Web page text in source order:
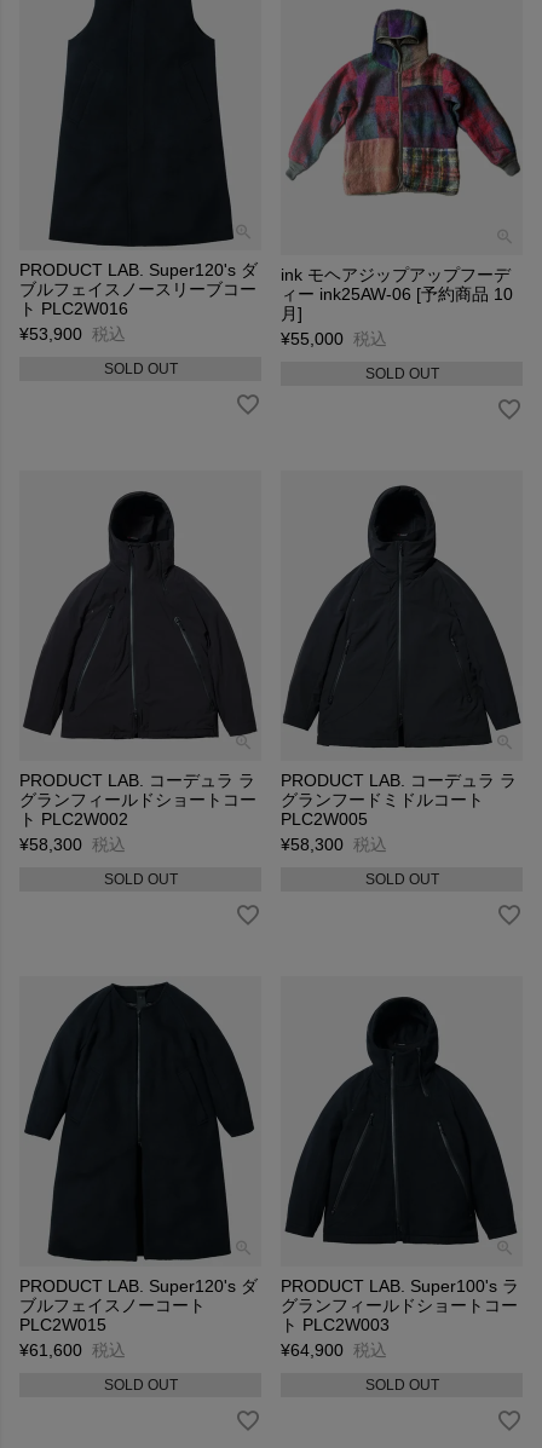
PRODUCT LAB. Super120's ダ
ブルフェイスノースリーブコー
ト PLC2W016
¥53,900 税込
SOLD OUT
ink モヘアジップアップフーデ
ィー ink25AW-06 [予約商品 10
月]
¥55,000 税込
SOLD OUT
PRODUCT LAB. コーデュラ ラ
グランフィールドショートコー
ト PLC2W002
¥58,300 税込
SOLD OUT
PRODUCT LAB. コーデュラ ラ
グランフードミドルコート
PLC2W005
¥58,300 税込
SOLD OUT
PRODUCT LAB. Super120's ダ
ブルフェイスノーコート
PLC2W015
¥61,600 税込
SOLD OUT
PRODUCT LAB. Super100's ラ
グランフィールドショートコー
ト PLC2W003
¥64,900 税込
SOLD OUT